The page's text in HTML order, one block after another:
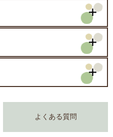
よくある質問